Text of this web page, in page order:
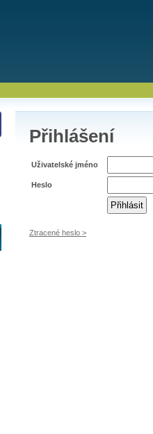
Přihlášení
Uživatelské jméno
Heslo
Ztracené heslo >